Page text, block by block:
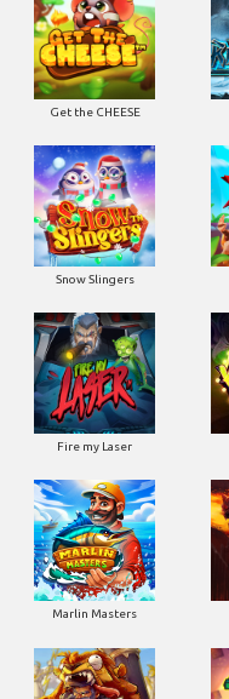
Get the CHEESE
Snow Slingers
Fire my Laser
Marlin Masters